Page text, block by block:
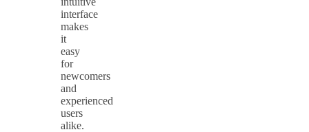
interface
makes
it
easy
for
newcomers
and
experienced
users
alike.